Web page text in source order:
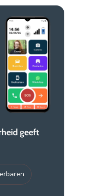
geeft